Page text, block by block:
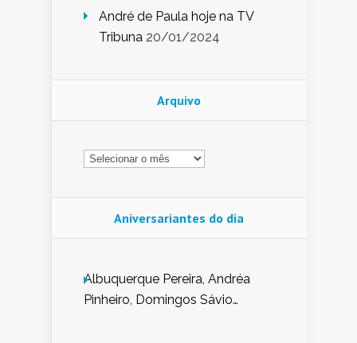
André de Paula hoje na TV
Tribuna 20/01/2024
Arquivo
Arquivo
Aniversariantes do dia
Albuquerque Pereira, Andréa
Pinheiro, Domingos Sávio